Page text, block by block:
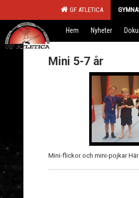
GF ATLETICA
Hem Nyheter
Mini 5-7 år
Mini-flickor och mini-pojkar